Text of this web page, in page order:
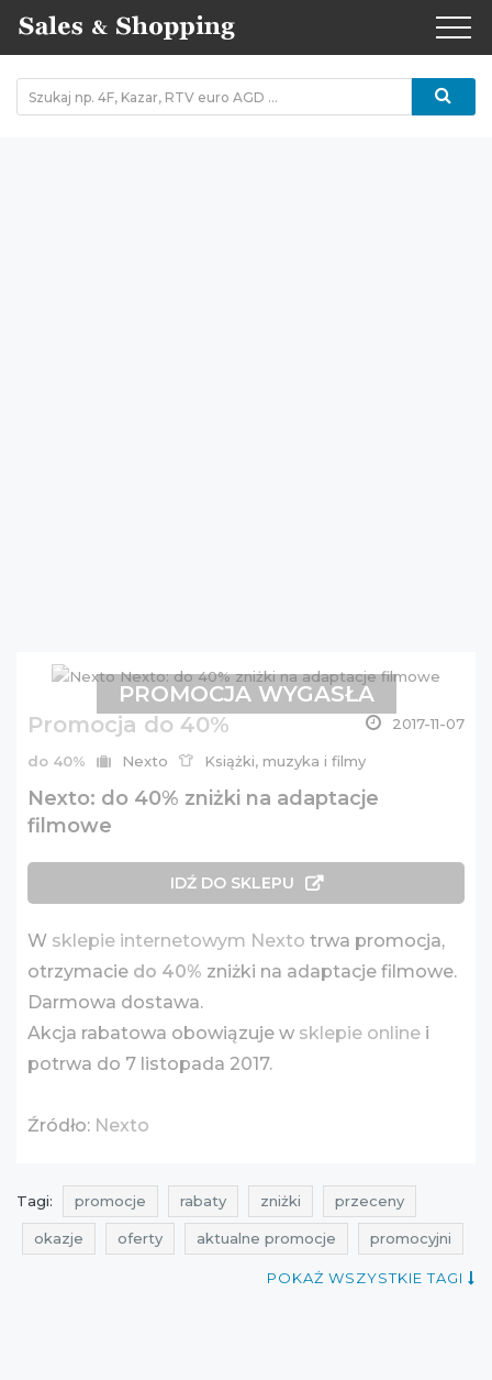
Promocja do 40% 2017-11-07
do 40% Nexto Książki, muzyka i filmy
Nexto: do 40% zniżki na adaptacje
filmowe
IDŹ DO SKLEPU
W sklepie internetowym Nexto trwa promocja,
otrzymacie do 40% zniżki na adaptacje filmowe.
Darmowa dostawa.
Akcja rabatowa obowiązuje w sklepie online i
potrwa do 7 listopada 2017.
Źródło: Nexto
PROMOCJA WYGASŁA
Tagi: promocje rabaty zniżki przeceny
okazje oferty aktualne promocje promocyjni
promocje listopad
POKAŻ WSZYSTKIE TAGI